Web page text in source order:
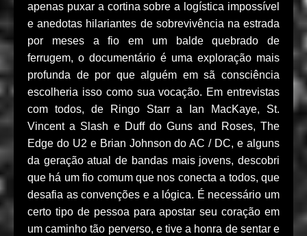
apenas puxar a cortina sobre a logística impossível
e anedotas hilariantes de sobrevivência na estrada
por meses a fio em um balde quebrado de
ferrugem, o documentário é uma exploração mais
profunda de por que alguém em sã consciência
escolheria isso como sua vocação. Em entrevistas
com todos, de Ringo Starr a Ian MacKaye, St.
Vincent a Slash e Duff do Guns and Roses, The
Edge do U2 e Brian Johnson do AC / DC, e alguns
da geração atual de bandas mais jovens, descobri
que há um fio comum que nos conecta a todos, que
desafia as convenções e a lógica. É necessário um
certo tipo de pessoa para apostar seu coração em
um caminho tão perverso, e tive a honra de sentar e